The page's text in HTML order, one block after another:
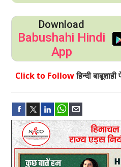
Download
Babushahi Hindi
App
Click to Followहिन्दी